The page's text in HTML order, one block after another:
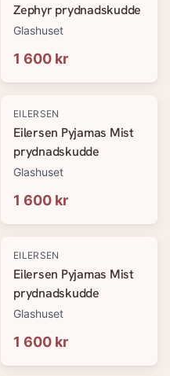
Zephyr prydnadskudde
Glashuset
1 600 kr
EILERSEN
Eilersen Pyjamas Mist
prydnadskudde
Glashuset
1 600 kr
EILERSEN
Eilersen Pyjamas Mist
prydnadskudde
Glashuset
1 600 kr